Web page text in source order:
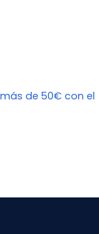
de 50€ con el